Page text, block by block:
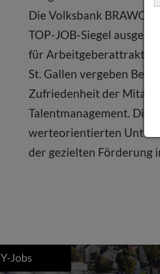
Die Volksbank BRAWO
TOP-JOB-Siegel
für
St. Gallen vergeben
Zufriedenheit der
Talentmanagement. Die
werteorientierten
der gezielten Förderung
Y-Jobs